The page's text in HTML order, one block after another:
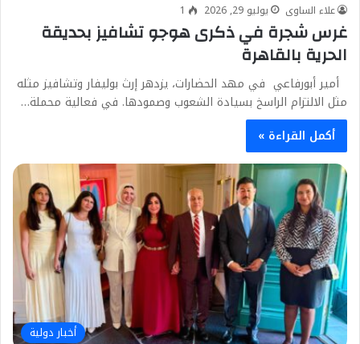
علاء الساوى يوليو 29, 2026 1
غرس شجرة في ذكرى هوجو تشافيز بحديقة
الحرية بالقاهرة
أمير أبورفاعي في مهد الحضارات، يزدهر إرث بوليفار وتشافيز مثله
مثل الالتزام الراسخ بسيادة الشعوب وصمودها. في فعالية محملة…
أكمل القراءة »
أخبار دولية